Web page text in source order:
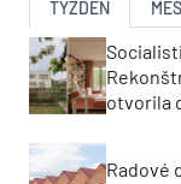
TÝŽDEŇ
otvorila
Radové